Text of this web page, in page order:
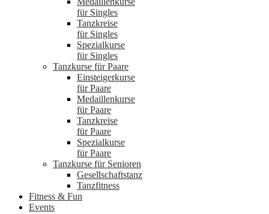
für Singles
Tanzkreise
für Singles
Spezialkurse
für Singles
Tanzkurse für Paare
Einsteigerkurse
für Paare
Medaillenkurse
für Paare
Tanzkreise
für Paare
Spezialkurse
für Paare
Tanzkurse für Senioren
Gesellschaftstanz
Tanzfitness
Fitness & Fun
Events